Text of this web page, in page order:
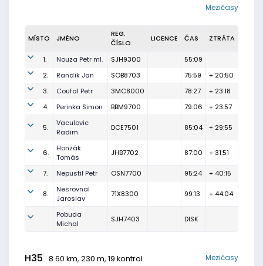
Mezičasy
MÍSTO JMÉNO
REG.
ČÍSLO
LICENCE ČAS ZTRÁTA
1. Nouza Petr ml. SJH9300
55:09
2.
Randík Jan SOB8703 75:59
+ 20:50
3.
Coufal Petr 3MC8000 78:27
+ 23:18
4.
Perinka Simon BBM9700 79:06 + 23:57
5.
Vaculovic
Radim
DCE7501 85:04 + 29:55
6.
Honzák
Tomás
JHB7702 87:00 + 31:51
7. Nepustil Petr OSN7700 95:24 + 40:15
8.
Nesrovnal
Jaroslav
71X8300 99:13 + 44:04
Pobuda
Michal
SJH7403 DISK
H35 8.60 km, 230 m, 19 kontrol Mezičasy